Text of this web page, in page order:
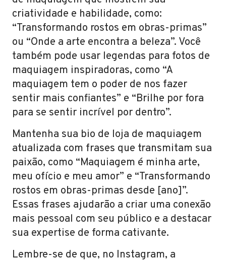
criatividade e habilidade, como:
“Transformando rostos em obras-primas”
ou “Onde a arte encontra a beleza”. Você
também pode usar legendas para fotos de
maquiagem inspiradoras, como “A
maquiagem tem o poder de nos fazer
sentir mais confiantes” e “Brilhe por fora
para se sentir incrível por dentro”.
Mantenha sua bio de loja de maquiagem
atualizada com frases que transmitam sua
paixão, como “Maquiagem é minha arte,
meu ofício e meu amor” e “Transformando
rostos em obras-primas desde [ano]”.
Essas frases ajudarão a criar uma conexão
mais pessoal com seu público e a destacar
sua expertise de forma cativante.
Lembre-se de que, no Instagram, a